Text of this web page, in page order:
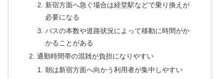
新宿方面へ急ぐ場合は経堂駅などで乗り換えが
必要になる
バスの本数や道路状況によって移動に時間がか
かることがある
通勤時間帯の混雑が負担になりやすい
朝は新宿方面へ向かう利用者が集中しやすい